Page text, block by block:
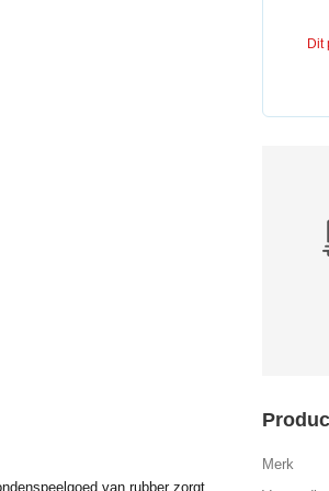
Dit
van rubber zorgt
Merk